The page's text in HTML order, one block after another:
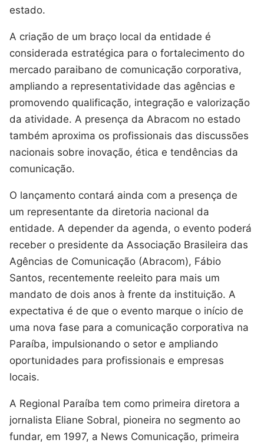
estado.
A criação de um braço local da entidade é
considerada estratégica para o fortalecimento do
mercado paraibano de comunicação corporativa,
ampliando a representatividade das agências e
promovendo qualificação, integração e valorização
da atividade. A presença da Abracom no estado
também aproxima os profissionais das discussões
nacionais sobre inovação, ética e tendências da
comunicação.
O lançamento contará ainda com a presença de
um representante da diretoria nacional da
entidade. A depender da agenda, o evento poderá
receber o presidente da Associação Brasileira das
Agências de Comunicação (Abracom), Fábio
Santos, recentemente reeleito para mais um
mandato de dois anos à frente da instituição. A
expectativa é de que o evento marque o início de
uma nova fase para a comunicação corporativa na
Paraíba, impulsionando o setor e ampliando
oportunidades para profissionais e empresas
locais.
A Regional Paraíba tem como primeira diretora a
jornalista Eliane Sobral, pioneira no segmento ao
fundar, em 1997, a News Comunicação, primeira